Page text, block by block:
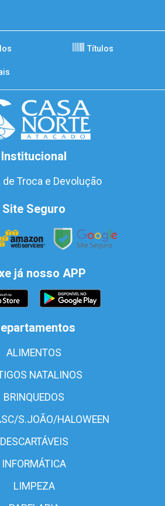
Títulos
Institucional
Troca e Devolução
Site Seguro
já nosso APP
ALIMENTOS
NATALINOS
BRINQUEDOS
S.JOÃO/HALOWEEN
DESCARTÁVEIS
INFORMÁTICA
LIMPEZA